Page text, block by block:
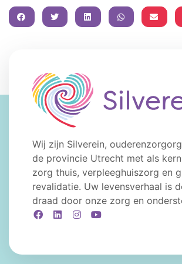
FACEBOOKTWITTERLINKEDINWHATSAPP
Wij zijn Silverein,
de provincie Utrecht met als
zorg thuis, verpleeghuiszorg en
revalidatie. Uw levensverhaal is
draad door onze zorg en
FacebookLinkedInInstagram